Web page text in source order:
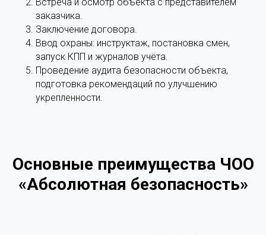
заказчика.
Заключение договора.
Ввод охраны: инструктаж, постановка смен,
запуск КПП и журналов учёта.
Проведение аудита безопасности объекта,
подготовка рекомендаций по улучшению
укрепленности.
Основные преимущества ЧОО
«Абсолютная безопасность»